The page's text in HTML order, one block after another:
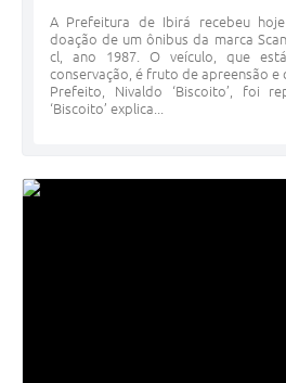
A Prefeitura de Ibirá recebeu
doação de um ônibus da marca
cl, ano 1987. O veículo, que
conservação, é fruto de apreensão
Prefeito, Nivaldo ‘Biscoito’, foi
‘Biscoito’ explica...